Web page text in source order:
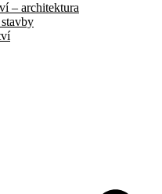
– architektura